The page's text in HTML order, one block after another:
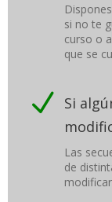
si no te
curso o
que se
N Si
Las
de